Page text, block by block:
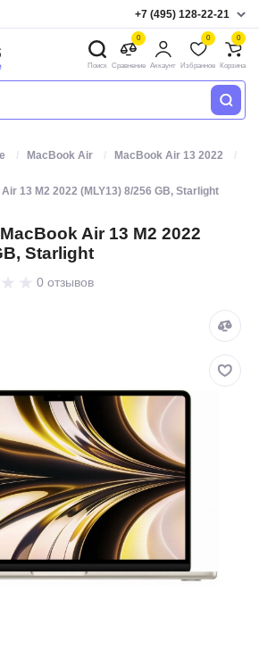
+7 (495) 128-22-21
Поиск
0
Сравнение Аккаунт
0
Избранное
0
Корзина
MacBook Air
MacBook Air 13 2022
13 M2 2022 (MLY13) 8/256 GB, Starlight
Air 13 M2 2022
Starlight
0 отзывов